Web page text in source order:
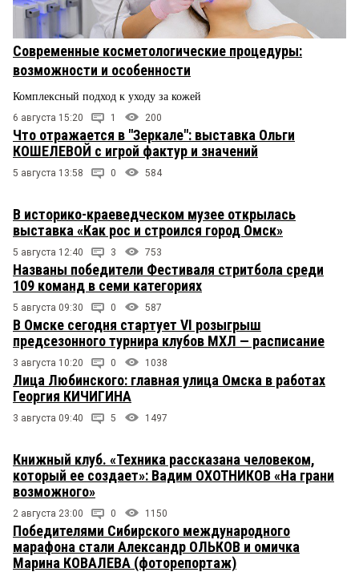
Современные косметологические процедуры:
возможности и особенности
Комплексный подход к уходу за кожей
6 августа 15:20 1 200
Что отражается в "Зеркале": выставка Ольги
КОШЕЛЕВОЙ с игрой фактур и значений
5 августа 13:58 0 584
В историко-краеведческом музее открылась
выставка «Как рос и строился город Омск»
5 августа 12:40 3 753
Названы победители Фестиваля стритбола среди
109 команд в семи категориях
5 августа 09:30 0 587
В Омске сегодня стартует VI розыгрыш
предсезонного турнира клубов МХЛ — расписание
3 августа 10:20 0 1038
Лица Любинского: главная улица Омска в работах
Георгия КИЧИГИНА
3 августа 09:40 5 1497
Книжный клуб. «Техника рассказана человеком,
который ее создает»: Вадим ОХОТНИКОВ «На грани
возможного»
2 августа 23:00 0 1150
Победителями Сибирского международного
марафона стали Александр ОЛЬКОВ и омичка
Марина КОВАЛЕВА (фоторепортаж)